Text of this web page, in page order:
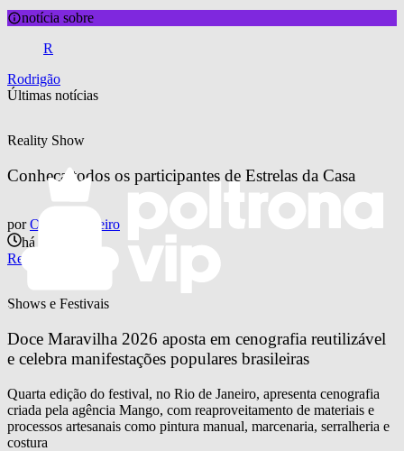
notícia sobre
R
Rodrigão
Últimas notícias
Reality Show
Conheça todos os participantes de Estrelas da Casa
por Otavio Pinheiro
há 15 horas
Reality Show
Shows e Festivais
Doce Maravilha 2026 aposta em cenografia reutilizável
e celebra manifestações populares brasileiras
Quarta edição do festival, no Rio de Janeiro, apresenta cenografia
criada pela agência Mango, com reaproveitamento de materiais e
processos artesanais como pintura manual, marcenaria, serralheria e
costura